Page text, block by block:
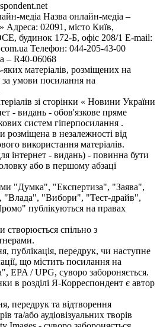
медіа Назва онлайн-медіа –
Адреса: 02091, місто Київ,
будинок 172-Б, офіс 208/1 E-mail:
Телефон: 044-205-43-00
– R40-06068
матеріалів, розміщених на
за умови посилання на
зі сторінки « Новини України
- видань - обов'язкове пряме
систем гіперпосилання .
розміщена в незалежності від
використання матеріалів.
інтернет - видань) - повинна бути
або в першому абзаці
"Думка", "Експертиза", "Заява",
"Влада", "Вибори", "Тест-драйв",
публікуються на правах
створюється спільно з
публікація, передрук, чи наступне
що містить посилання на
EPA / UPG, суворо забороняється.
в розділі Я-Корреспондент є автор
передрук та відтворення
та/або аудіовізуальних творів